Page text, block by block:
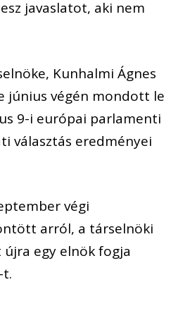
javaslatot, aki nem
Kunhalmi Ágnes
június végén mondott le
9-i európai parlamenti
választás eredményei
végi
arról, a társelnöki
egy elnök fogja
t.